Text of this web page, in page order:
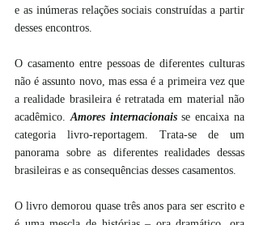
e as inúmeras relações sociais construídas a partir
desses encontros.
O casamento entre pessoas de diferentes culturas
não é assunto novo, mas essa é a primeira vez que
a realidade brasileira é retratada em material não
acadêmico. Amores internacionais se encaixa na
categoria livro-reportagem. Trata-se de um
panorama sobre as diferentes realidades dessas
brasileiras e as consequências desses casamentos.
O livro demorou quase três anos para ser escrito e